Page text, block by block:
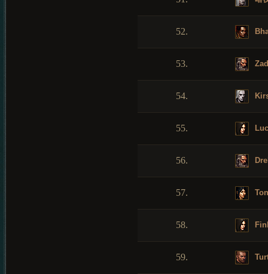
52.
53.
54.
55.
56.
57.
58.
59.